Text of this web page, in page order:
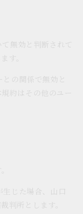
無効と判断されて
す。
の関係で無効と
約はその他のユー
じた場合、山口
判所とします。